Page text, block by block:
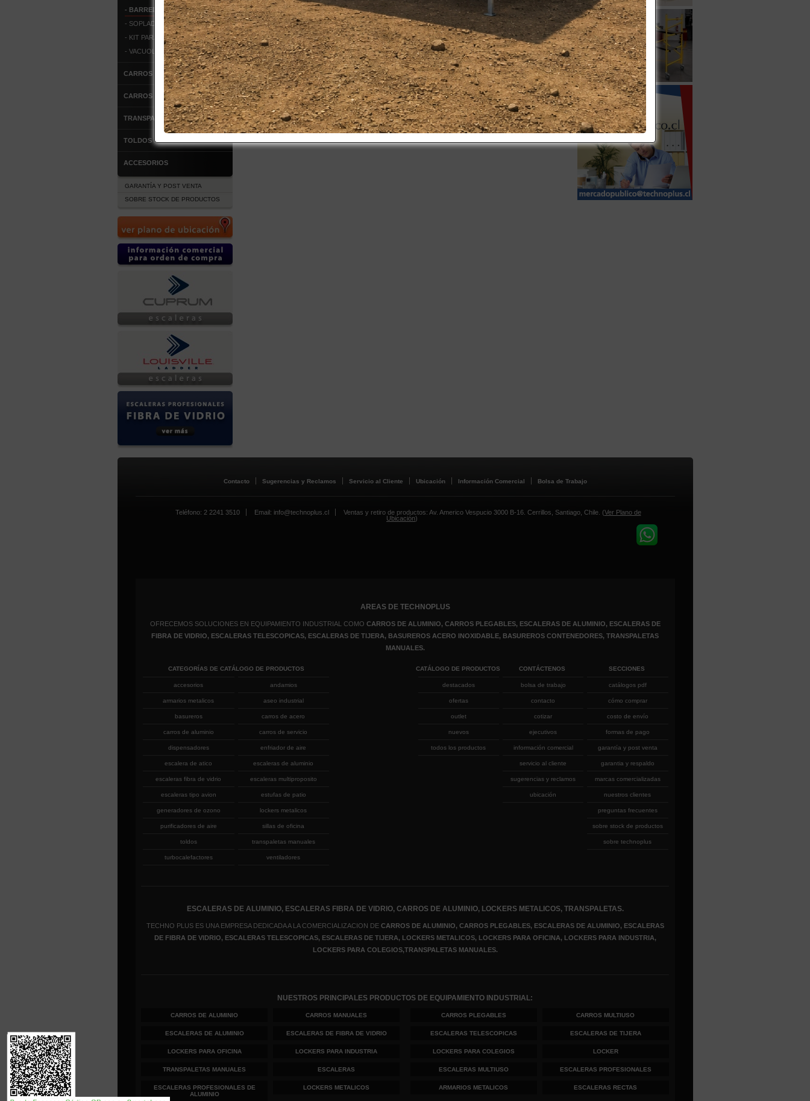
- BARREDORAS
- SOPLADORES DE ALFOMBRA
- KIT PARA EMPRENDEDORES
- VACUOLAVADORA
CARROS DE ALUMINIO
CARROS DE ACERO
TRANSPALETAS MANUALES
TOLDOS
ACCESORIOS
GARANTÍA Y POST VENTA
SOBRE STOCK DE PRODUCTOS
Contacto Sugerencias y Reclamos Servicio al Cliente Ubicación Información Comercial Bolsa de Trabajo
Teléfono: 2 2241 3510 Email: info@technoplus.cl Ventas y retiro de productos: Av. Americo Vespucio 3000 B-16. Cerrillos, Santiago, Chile. (Ver Plano de
Ubicación)
AREAS DE TECHNOPLUS
OFRECEMOS SOLUCIONES EN EQUIPAMIENTO INDUSTRIAL COMO CARROS DE ALUMINIO, CARROS PLEGABLES, ESCALERAS DE ALUMINIO, ESCALERAS DE
FIBRA DE VIDRIO, ESCALERAS TELESCOPICAS, ESCALERAS DE TIJERA, BASUREROS ACERO INOXIDABLE, BASUREROS CONTENEDORES, TRANSPALETAS
MANUALES.
CATEGORÍAS DE CATÁLOGO DE PRODUCTOS
accesorios andamios
armarios metalicos aseo industrial
basureros carros de acero
carros de aluminio carros de servicio
dispensadores enfriador de aire
escalera de atico escaleras de aluminio
escaleras fibra de vidrio escaleras multiproposito
escaleras tipo avion estufas de patio
generadores de ozono lockers metalicos
purificadores de aire sillas de oficina
toldos transpaletas manuales
turbocalefactores ventiladores
CATÁLOGO DE PRODUCTOS
destacados
ofertas
outlet
nuevos
todos los productos
CONTÁCTENOS
bolsa de trabajo
contacto
cotizar
ejecutivos
información comercial
servicio al cliente
sugerencias y reclamos
ubicación
SECCIONES
catálogos pdf
cómo comprar
costo de envío
formas de pago
garantía y post venta
garantia y respaldo
marcas comercializadas
nuestros clientes
preguntas frecuentes
sobre stock de productos
sobre technoplus
ESCALERAS DE ALUMINIO, ESCALERAS FIBRA DE VIDRIO, CARROS DE ALUMINIO, LOCKERS METALICOS, TRANSPALETAS.
TECHNO PLUS ES UNA EMPRESA DEDICADA A LA COMERCIALIZACION DE CARROS DE ALUMINIO, CARROS PLEGABLES, ESCALERAS DE ALUMINIO, ESCALERAS
DE FIBRA DE VIDRIO, ESCALERAS TELESCOPICAS, ESCALERAS DE TIJERA, LOCKERS METALICOS, LOCKERS PARA OFICINA, LOCKERS PARA INDUSTRIA,
LOCKERS PARA COLEGIOS,TRANSPALETAS MANUALES.
NUESTROS PRINCIPALES PRODUCTOS DE EQUIPAMIENTO INDUSTRIAL:
CARROS DE ALUMINIO CARROS MANUALES CARROS PLEGABLES CARROS MULTIUSO
ESCALERAS DE ALUMINIO ESCALERAS DE FIBRA DE VIDRIO ESCALERAS TELESCOPICAS ESCALERAS DE TIJERA
LOCKERS PARA OFICINA LOCKERS PARA INDUSTRIA LOCKERS PARA COLEGIOS LOCKER
TRANSPALETAS MANUALES ESCALERAS ESCALERAS MULTIUSO ESCALERAS PROFESIONALES
ESCALERAS PROFESIONALES DE
ALUMINIO
LOCKERS METALICOS ARMARIOS METALICOS ESCALERAS RECTAS